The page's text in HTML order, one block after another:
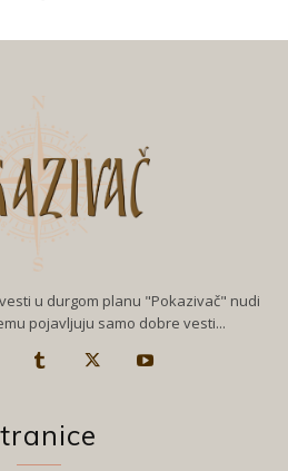
u durgom planu "Pokazivač" nudi
pojavljuju samo dobre vesti...